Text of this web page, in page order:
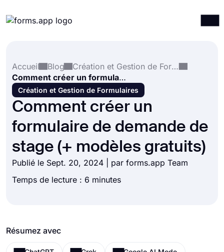
Intégrations
Modèles
Ressources
Tarification
Accueil
Blog
Création et Gestion de Formulaires
Comment créer un formulaire de demande de stage (+ modèles gratuits)
Création et Gestion de Formulaires
Comment créer un
formulaire de demande de
stage (+ modèles gratuits)
Publié le Sept. 20, 2024 | par forms.app Team
Temps de lecture : 6 minutes
Résumez avec